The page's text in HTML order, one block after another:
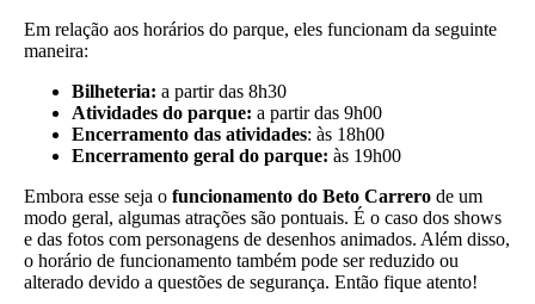
Em relação aos horários do parque, eles funcionam da seguinte
maneira:
Bilheteria: a partir das 8h30
Atividades do parque: a partir das 9h00
Encerramento das atividades: às 18h00
Encerramento geral do parque: às 19h00
Embora esse seja o funcionamento do Beto Carrero de um
modo geral, algumas atrações são pontuais. É o caso dos shows
e das fotos com personagens de desenhos animados. Além disso,
o horário de funcionamento também pode ser reduzido ou
alterado devido a questões de segurança. Então fique atento!